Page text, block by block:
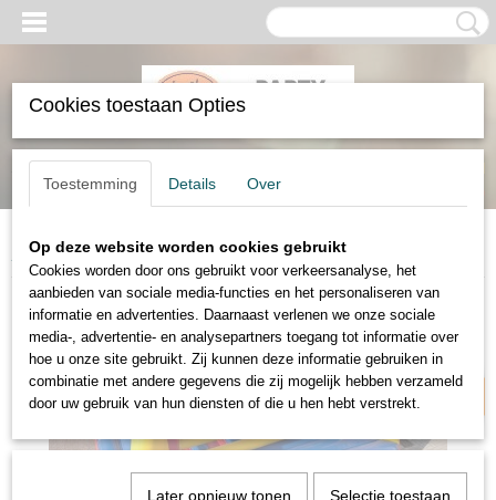
Inloggen Registreren
Home>Verhuur>Springkussens>Fun boksring
2 personen
Cookies toestaan Opties
Toestemming Details Over
Op deze website worden cookies gebruikt
Cookies worden door ons gebruikt voor verkeersanalyse, het
aanbieden van sociale media-functies en het personaliseren van
informatie en advertenties. Daarnaast verlenen we onze sociale
media-, advertentie- en analysepartners toegang tot informatie over
hoe u onze site gebruikt. Zij kunnen deze informatie gebruiken in
combinatie met andere gegevens die zij mogelijk hebben verzameld
door uw gebruik van hun diensten of die u hen hebt verstrekt.
Later opnieuw tonen Selectie toestaan